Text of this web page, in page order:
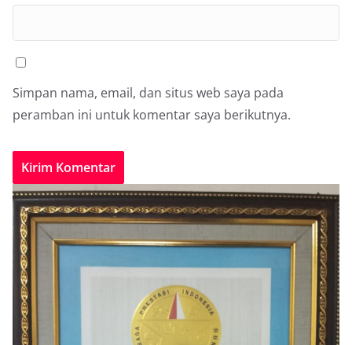
Simpan nama, email, dan situs web saya pada
peramban ini untuk komentar saya berikutnya.